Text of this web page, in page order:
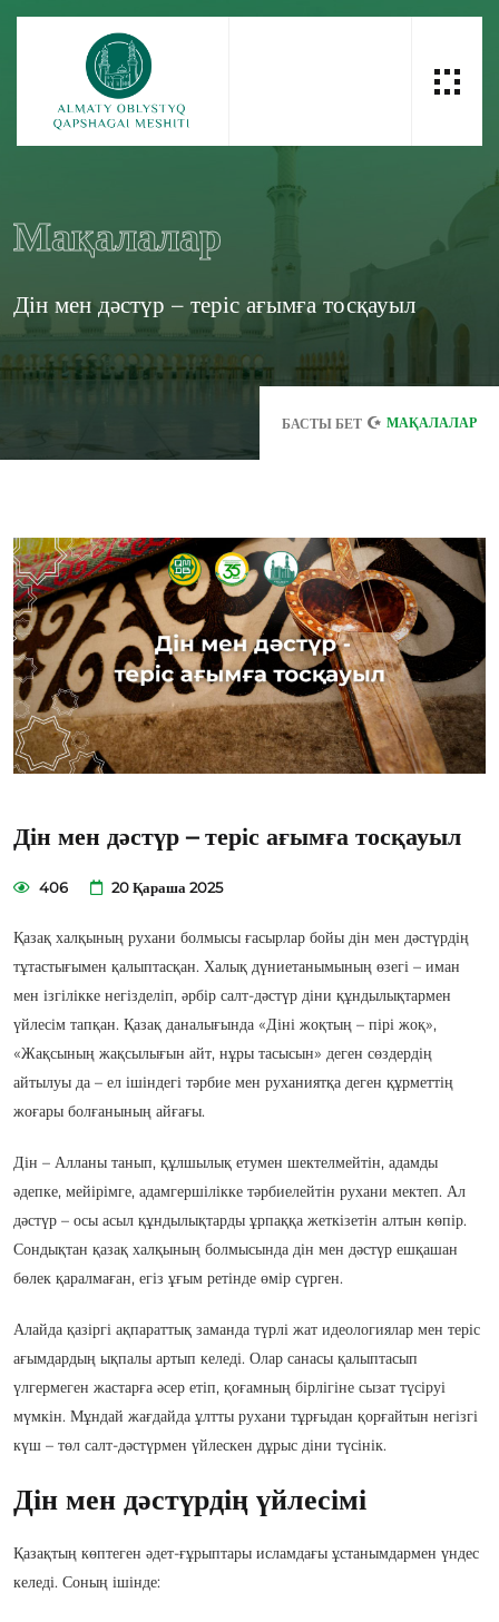
Мақалалар
Дін мен дәстүр – теріс ағымға тосқауыл
БАСТЫ БЕТ МАҚАЛАЛАР
Дін мен дәстүр – теріс ағымға тосқауыл
406 20 Қараша 2025
Қазақ халқының рухани болмысы ғасырлар бойы дін мен дәстүрдің
тұтастығымен қалыптасқан. Халық дүниетанымының өзегі – иман
мен ізгілікке негізделіп, әрбір салт-дәстүр діни құндылықтармен
үйлесім тапқан. Қазақ даналығында «Діні жоқтың – пірі жоқ»,
«Жақсының жақсылығын айт, нұры тасысын» деген сөздердің
айтылуы да – ел ішіндегі тәрбие мен руханиятқа деген құрметтің
жоғары болғанының айғағы.
Дін – Алланы танып, құлшылық етумен шектелмейтін, адамды
әдепке, мейірімге, адамгершілікке тәрбиелейтін рухани мектеп. Ал
дәстүр – осы асыл құндылықтарды ұрпаққа жеткізетін алтын көпір.
Сондықтан қазақ халқының болмысында дін мен дәстүр ешқашан
бөлек қаралмаған, егіз ұғым ретінде өмір сүрген.
Алайда қазіргі ақпараттық заманда түрлі жат идеологиялар мен теріс
ағымдардың ықпалы артып келеді. Олар санасы қалыптасып
үлгермеген жастарға әсер етіп, қоғамның бірлігіне сызат түсіруі
мүмкін. Мұндай жағдайда ұлтты рухани тұрғыдан қорғайтын негізгі
күш – төл салт-дәстүрмен үйлескен дұрыс діни түсінік.
Дін мен дәстүрдің үйлесімі
Қазақтың көптеген әдет-ғұрыптары исламдағы ұстанымдармен үндес
келеді. Соның ішінде: